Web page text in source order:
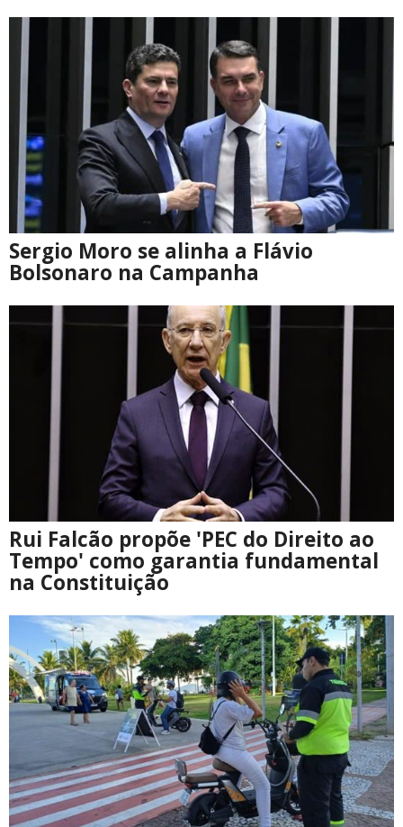
Sergio Moro se alinha a Flávio
Bolsonaro na Campanha
Rui Falcão propõe 'PEC do Direito ao
Tempo' como garantia fundamental
na Constituição